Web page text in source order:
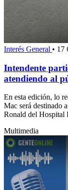
Interés General • 17
Intendente
atendiendo al
En esta edición, lo
Mac será destinado
Ronald del Hospital
Multimedia